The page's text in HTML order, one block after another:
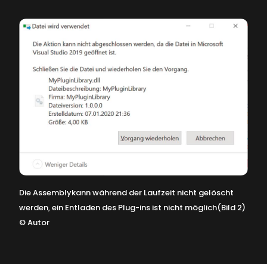
Die Assemblykann während der Laufzeit nicht gelöscht
werden, ein Entladen des Plug-ins ist nicht möglich(Bild 2)
©Autor